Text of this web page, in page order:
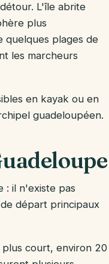
L'île abrite
plus
quelques plages de
les marcheurs
en kayak ou en
guadeloupéen.
: il n'existe pas
départ principaux
court, environ 20